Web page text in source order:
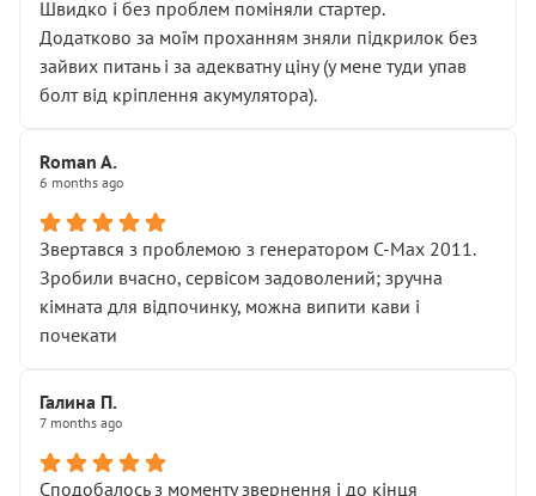
Швидко і без проблем поміняли стартер.
Додатково за моїм проханням зняли підкрилок без
зайвих питань і за адекватну ціну (у мене туди упав
болт від кріплення акумулятора).
Roman A.
6 months ago
Звертався з проблемою з генератором C-Max 2011.
Зробили вчасно, сервісом задоволений; зручна
кімната для відпочинку, можна випити кави і
почекати
Галина П.
7 months ago
Сподобалось з моменту звернення і до кінця